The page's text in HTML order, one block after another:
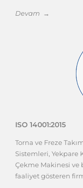
Devam →
ISO 14001:2015
Torna ve Freze
Sistemleri, Yekpare
Çekme Makinesi ve
faaliyet gösteren